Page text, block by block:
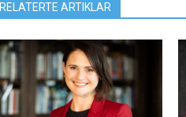
RELATERTE ARTIKLAR